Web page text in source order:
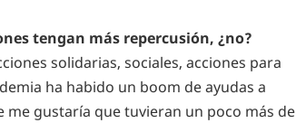
tengan más repercusión, ¿no?
solidarias, sociales, acciones para
ha habido un boom de ayudas a
gustaría que tuvieran un poco más de